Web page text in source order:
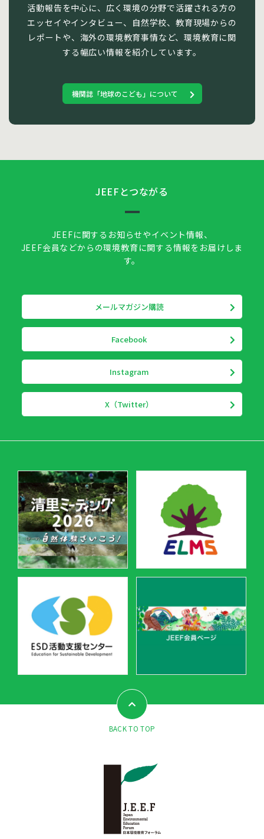
活動報告を中心に、広く環境の分野で活躍される方の
エッセイやインタビュー、自然学校、教育現場からの
レポートや、海外の環境教育事情など、環境教育に関
する幅広い情報を紹介しています。
機関誌「地球のこども」について
JEEFとつながる
JEEFに関するお知らせやイベント情報、
JEEF会員などからの環境教育に関する情報をお届けしま
す。
メールマガジン購読
Facebook
Instagram
X（Twitter）
BACK TO TOP